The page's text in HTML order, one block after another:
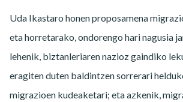
Uda Ikastaro honen proposamena
eta horretarako, ondorengo hari nagusia
lehenik, biztanleriaren nazioz gaindiko
eragiten duten baldintzen sorrerari
migrazioen kudeaketari; eta azkenik,